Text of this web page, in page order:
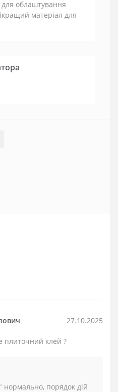
для облаштування
матеріал для
27.10.2025
плиточний клей ?
порядок дій